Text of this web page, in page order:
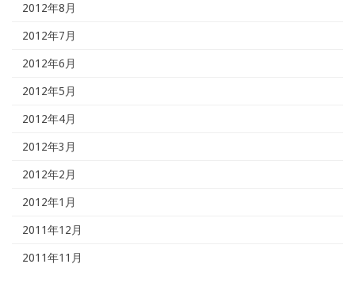
2012年8月
2012年7月
2012年6月
2012年5月
2012年4月
2012年3月
2012年2月
2012年1月
2011年12月
2011年11月